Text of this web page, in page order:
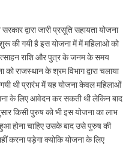
द्वारा जारी प्रसूति सहायता योजना
की गयी है इस योजना में में महिलाओ को
राशि और पुत्र के जनम के समय
राजस्थान के श्रम विभाग द्वारा चलाया
थी प्रारंभ में यह योजना केवल महिलाओं
के लिए आवेदन कर सकती थी लेकिन बाद
किसी पुरुष को भी इस योजना का लाभ
होना चाहिए उसके बाद उसे पुरुष की
करना पड़ेगा क्योकि योजना के लिए